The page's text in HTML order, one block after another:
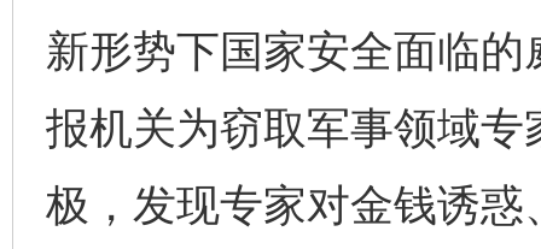
新形势下国家安全面临
报机关为窃取军事领域
极，发现专家对金钱诱